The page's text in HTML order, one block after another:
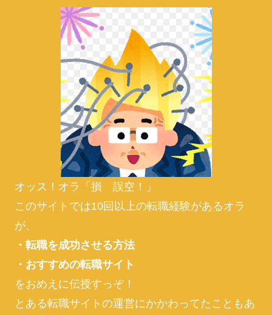
オッス！オラ「損 誤空！」
このサイトでは10回以上の転職経験があるオラ
が、
・転職を成功させる方法
・おすすめの転職サイト
をおめえに伝授すっぞ！
とある転職サイトの運営にかかわってたこともあ